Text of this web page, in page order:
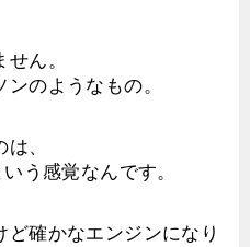
ん。
のようなもの。
、
う感覚なんです。
確かなエンジンになり